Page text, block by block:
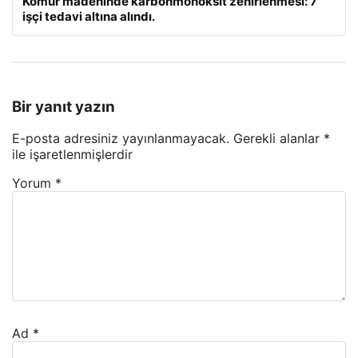
işçi tedavi altına alındı.
Bir yanıt yazın
E-posta adresiniz yayınlanmayacak. Gerekli alanlar *
ile işaretlenmişlerdir
Yorum *
Ad *